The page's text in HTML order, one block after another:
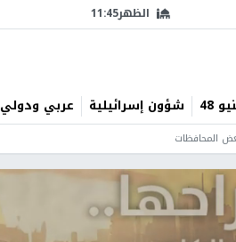
الظهر11:45
48 شؤون إسرائيلية عربي ودولي
المحافظات